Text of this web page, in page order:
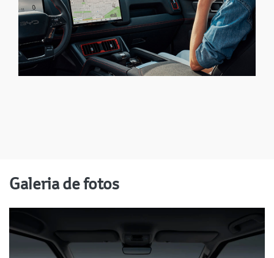
Galeria de fotos